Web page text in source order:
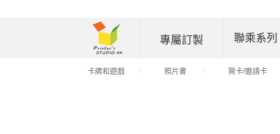
專屬訂製 聯乘系列
卡牌和遊戲 照片書 賀卡/邀請卡